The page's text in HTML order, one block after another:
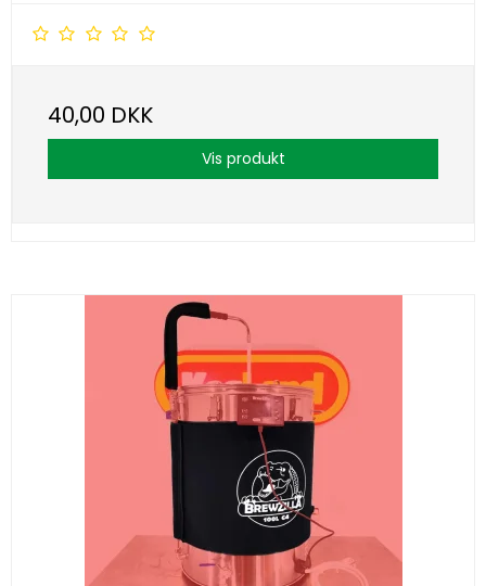
40,00 DKK
Vis produkt